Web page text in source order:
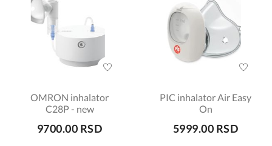
OMRON inhalator
C28P - new
9700.00 RSD
PIC inhalator Air Easy
On
5999.00 RSD